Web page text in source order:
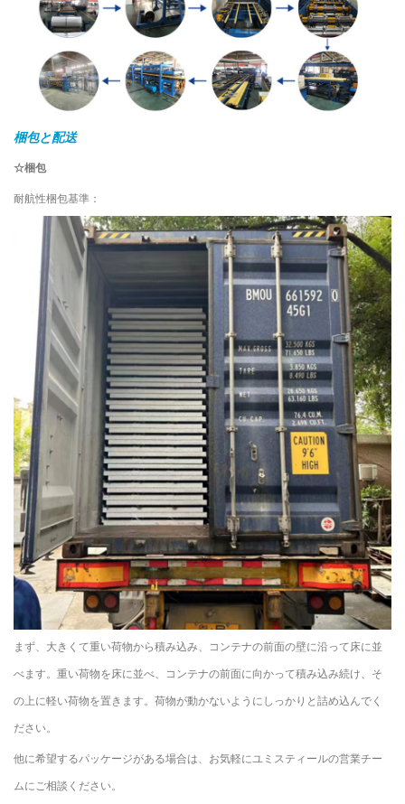
梱包と配送
☆梱包
耐航性梱包基準：
まず、大きくて重い荷物から積み込み、コンテナの前面の壁に沿って床に並
べます。重い荷物を床に並べ、コンテナの前面に向かって積み込み続け、そ
の上に軽い荷物を置きます。荷物が動かないようにしっかりと詰め込んでく
ださい。
他に希望するパッケージがある場合は、お気軽にユミスティールの営業チー
ムにご相談ください。